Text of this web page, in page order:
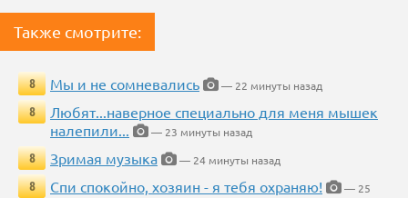
Также смотрите:
8 Мы и не сомневались
— 22 минуты назад
8
Любят...наверное специально для меня мышек
налепили...
— 23 минуты назад
8
Зримая музыка
— 24 минуты назад
8
Спи спокойно, хозяин - я тебя охраняю!
— 25